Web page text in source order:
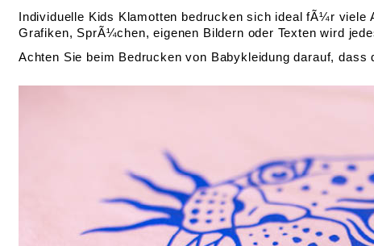
Individuelle Kids Klamotten bedrucken sich ideal fÃ¼r
Grafiken, SprÃ¼chen, eigenen Bildern oder Texten wird
Achten Sie beim Bedrucken von Babykleidung darauf,